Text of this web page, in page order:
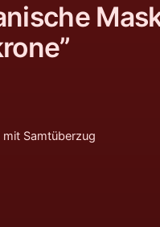
Samtüberzug